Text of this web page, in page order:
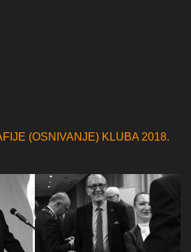
(OSNIVANJE) KLUBA 2018.